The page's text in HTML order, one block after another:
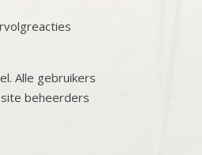
Alle gebruikers
beheerders